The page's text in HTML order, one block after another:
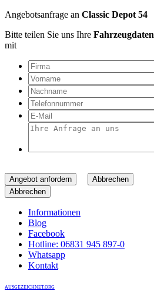
Angebotsanfrage an Classic Depot 54
Bitte teilen Sie uns Ihre Fahrzeugdaten
mit
Angebot anfordern
Abbrechen
Abbrechen
Informationen
Blog
Facebook
Hotline: 06831 945 897-0
Whatsapp
Kontakt
AUSGEZEICHNET.ORG